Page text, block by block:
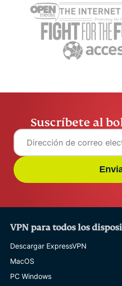
que les ocurre a tus
datos al usarlo
ExpressVPN 11 min
Suscríbete al
VPN para todos los
Descargar ExpressVPN
MacOS
PC Windows